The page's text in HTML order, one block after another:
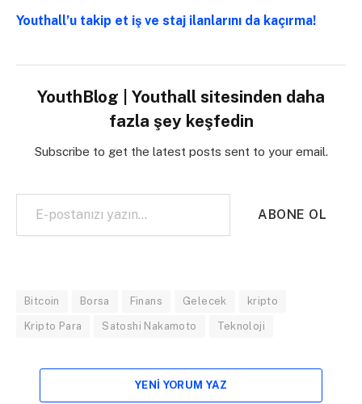
Youthall’u takip et iş ve staj ilanlarını da kaçırma!
YouthBlog | Youthall sitesinden daha
fazla şey keşfedin
Subscribe to get the latest posts sent to your email.
E-postanızı yazın…
ABONE OL
Bitcoin Borsa Finans Gelecek kripto
Kripto Para Satoshi Nakamoto Teknoloji
YENI YORUM YAZ